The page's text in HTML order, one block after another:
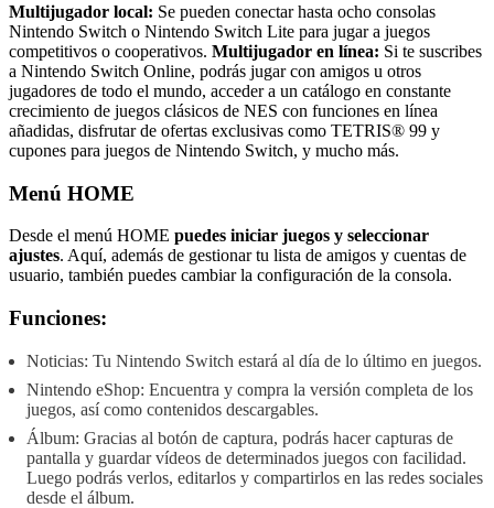
Multijugador local: Se pueden conectar hasta ocho consolas
Nintendo Switch o Nintendo Switch Lite para jugar a juegos
competitivos o cooperativos. Multijugador en línea: Si te suscribes
a Nintendo Switch Online, podrás jugar con amigos u otros
jugadores de todo el mundo, acceder a un catálogo en constante
crecimiento de juegos clásicos de NES con funciones en línea
añadidas, disfrutar de ofertas exclusivas como TETRIS® 99 y
cupones para juegos de Nintendo Switch, y mucho más.
Menú HOME
Desde el menú HOME puedes iniciar juegos y seleccionar
ajustes. Aquí, además de gestionar tu lista de amigos y cuentas de
usuario, también puedes cambiar la configuración de la consola.
Funciones:
Noticias: Tu Nintendo Switch estará al día de lo último en juegos.
Nintendo eShop: Encuentra y compra la versión completa de los
juegos, así como contenidos descargables.
Álbum: Gracias al botón de captura, podrás hacer capturas de
pantalla y guardar vídeos de determinados juegos con facilidad.
Luego podrás verlos, editarlos y compartirlos en las redes sociales
desde el álbum.